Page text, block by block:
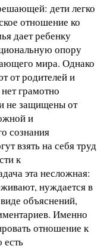
дети легко
отношение ко
дает ребенку
опору
мира. Однако
от родителей и
грамотно
не защищены от
и
сознания
взять на себя труд
к
эта несложная:
нуждается в
объяснений,
Именно
отношение к